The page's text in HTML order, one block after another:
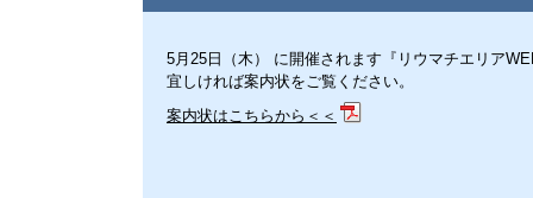
5月25日（木） に開催されます『リウマチエリア
宜しければ案内状をご覧ください。
案内状はこちらから＜＜